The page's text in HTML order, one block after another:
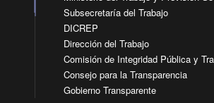
Subsecretaría del Trabajo
DICREP
Dirección del Trabajo
Comisión de Integridad Pública y
Consejo para la Transparencia
Gobierno Transparente